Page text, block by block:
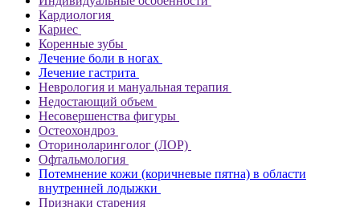
Кардиология
Кариес
Коренные зубы
Лечение боли в ногах
Лечение гастрита
Неврология и мануальная терапия
Недостающий объем
Несовершенства фигуры
Остеохондроз
Оториноларинголог (ЛОР)
Офтальмология
Потемнение кожи (коричневые пятна) в области
внутренней лодыжки
Признаки старения